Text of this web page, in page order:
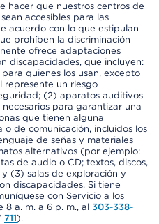
hacer que nuestros centros de
accesibles para las
acuerdo con lo que estipulan
prohíben la discriminación
ofrece adaptaciones
discapacidades, que incluyen:
quienes los usan, excepto
represente un riesgo
(2) aparatos auditivos
para garantizar una
que tienen alguna
de comunicación, incluidos los
de señas y materiales
alternativos (por ejemplo:
de audio o CD; textos, discos,
y (3) salas de exploración y
discapacidades. Si tiene
con Servicio a los
8 a. m. a 6 p. m., al 303-338-
711).